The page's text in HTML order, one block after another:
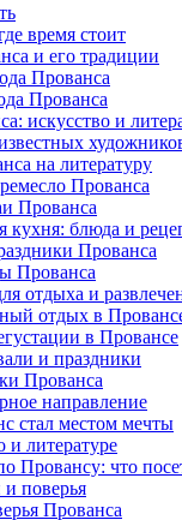
время стоит
и его традиции
Прованса
Прованса
искусство и
на литературу
Прованса
Прованса
кухня: блюда и
Прованса
Прованса
отдыха и
отдых в
в Провансе
и праздники
Прованса
направление
стал местом мечты
и литературе
Провансу: что
поверья
Прованса